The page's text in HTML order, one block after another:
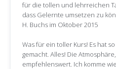
für die tollen und lehrreichen
dass Gelernte umsetzen zu
H. Buchs im Oktober 2015
Was für ein toller Kurs! Es hat
gemacht. Alles! Die
empfehlenswert. Ich komme